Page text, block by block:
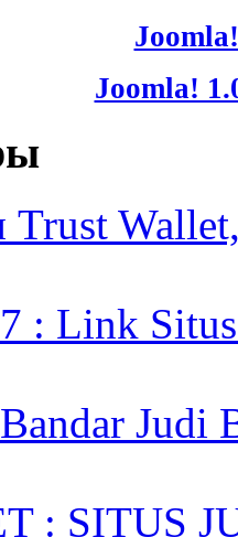
Joomla!
Trust
: Link Situs
Judi
: SITUS